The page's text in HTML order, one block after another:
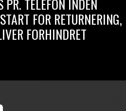
PR. TELEFON INDEN
FOR RETURNERING,
FORHINDRET